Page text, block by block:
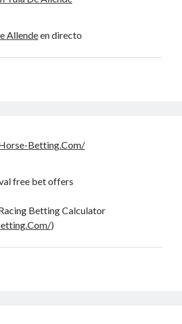
Allendeen directo
Betting.Com/
free bet offers​
Betting Calculator​
)